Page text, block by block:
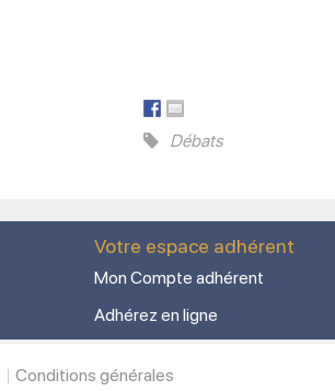
Débats
Votre espace adhérent
Mon Compte adhérent
Adhérez en ligne
Conditions générales